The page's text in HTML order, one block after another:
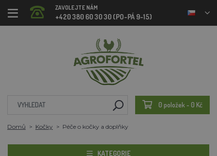
ZAVOLEJTE NÁM
+420 380 60 30 30 (PO-PÁ 9-15)
0 položek - 0 Kč
Domů Kočky Péče o kočky a doplňky
KATEGORIE